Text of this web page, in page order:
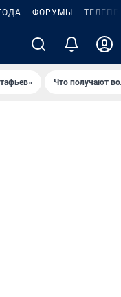
ФОРУМЫ
Что получают